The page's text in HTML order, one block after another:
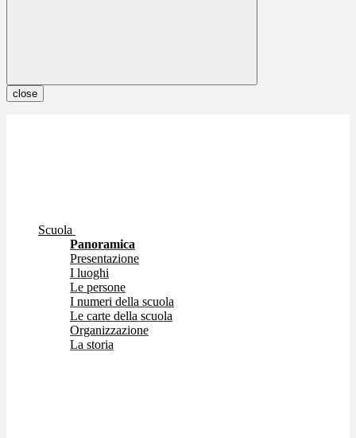
close
Scuola
Panoramica
Presentazione
I luoghi
Le persone
I numeri della scuola
Le carte della scuola
Organizzazione
La storia